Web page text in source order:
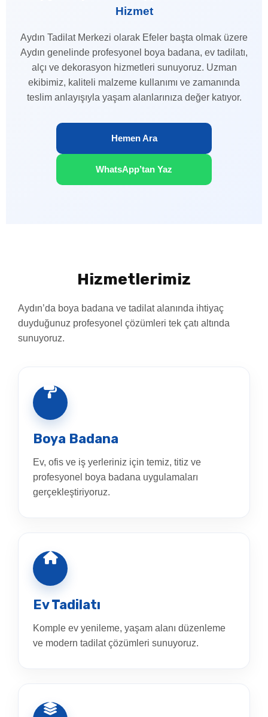
Hizmet
Aydın Tadilat Merkezi olarak Efeler başta olmak üzere
Aydın genelinde profesyonel boya badana, ev tadilatı,
alçı ve dekorasyon hizmetleri sunuyoruz. Uzman
ekibimiz, kaliteli malzeme kullanımı ve zamanında
teslim anlayışıyla yaşam alanlarınıza değer katıyor.
Hemen Ara
WhatsApp’tan Yaz
Hizmetlerimiz
Aydın’da boya badana ve tadilat alanında ihtiyaç
duyduğunuz profesyonel çözümleri tek çatı altında
sunuyoruz.
Boya Badana
Ev, ofis ve iş yerleriniz için temiz, titiz ve
profesyonel boya badana uygulamaları
gerçekleştiriyoruz.
Ev Tadilatı
Komple ev yenileme, yaşam alanı düzenleme
ve modern tadilat çözümleri sunuyoruz.